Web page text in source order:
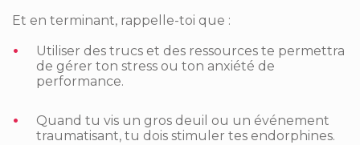
Et en terminant, rappelle-toi que ­­:
Utiliser des trucs et des ressources te permettra
de gérer ton stress ou ton anxiété de
performance.
Quand tu vis un gros deuil ou un événement
traumatisant, tu dois stimuler tes endorphines.